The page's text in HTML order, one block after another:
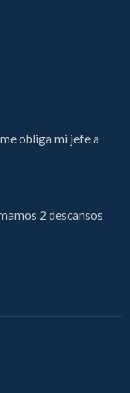
obliga mi jefe a
2 descansos